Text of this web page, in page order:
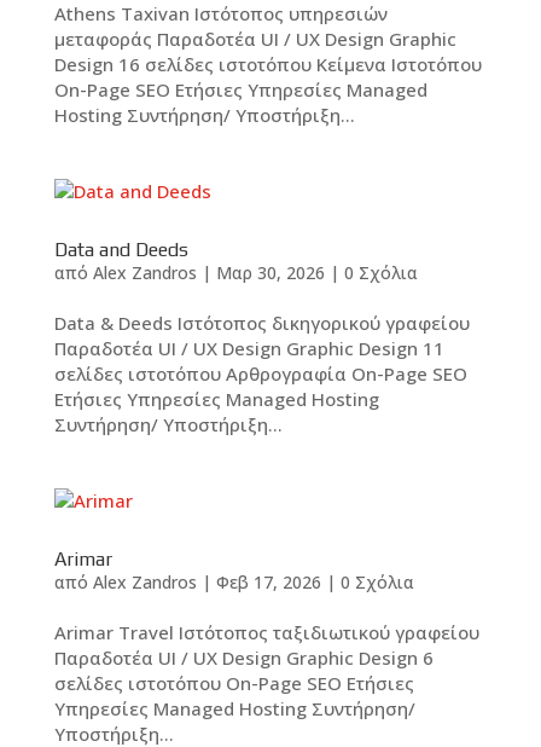
Athens Taxivan Ιστότοπος υπηρεσιών
μεταφοράς Παραδοτέα UI / UX Design Graphic
Design 16 σελίδες ιστοτόπου Kείμενα Ιστοτόπου
On-Page SEO Ετήσιες Υπηρεσίες Managed
Hosting Συντήρηση/ Υποστήριξη...
Data and Deeds
από Alex Zandros | Μαρ 30, 2026 | 0 Σχόλια
Data & Deeds Ιστότοπος δικηγορικού γραφείου
Παραδοτέα UI / UX Design Graphic Design 11
σελίδες ιστοτόπου Αρθρογραφία On-Page SEO
Ετήσιες Υπηρεσίες Managed Hosting
Συντήρηση/ Υποστήριξη...
Arimar
από Alex Zandros | Φεβ 17, 2026 | 0 Σχόλια
Arimar Travel Ιστότοπος ταξιδιωτικού γραφείου
Παραδοτέα UI / UX Design Graphic Design 6
σελίδες ιστοτόπου On-Page SEO Ετήσιες
Υπηρεσίες Managed Hosting Συντήρηση/
Υποστήριξη...